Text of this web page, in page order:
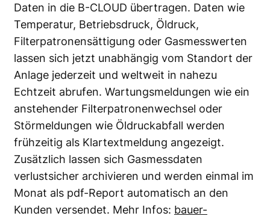
Daten in die B-CLOUD übertragen. Daten wie
Temperatur, Betriebsdruck, Öldruck,
Filterpatronensättigung oder Gasmesswerten
lassen sich jetzt unabhängig vom Standort der
Anlage jederzeit und weltweit in nahezu
Echtzeit abrufen. Wartungsmeldungen wie ein
anstehender Filterpatronenwechsel oder
Störmeldungen wie Öldruckabfall werden
frühzeitig als Klartextmeldung angezeigt.
Zusätzlich lassen sich Gasmessdaten
verlustsicher archivieren und werden einmal im
Monat als pdf-Report automatisch an den
Kunden versendet. Mehr Infos: bauer-